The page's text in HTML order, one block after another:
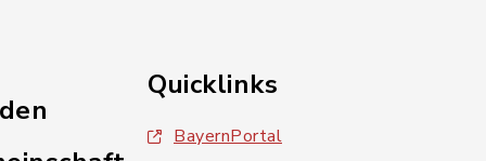
Quicklinks
BayernPortal